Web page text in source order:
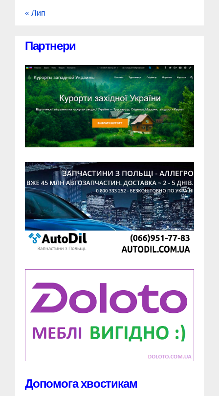
« Лип
Партнери
Допомога хвостикам